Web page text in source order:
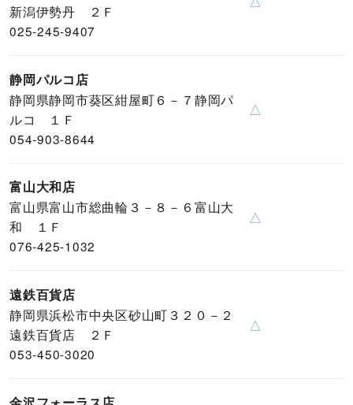
新潟伊勢丹 ２Ｆ
025-245-9407
静岡パルコ店
静岡県静岡市葵区紺屋町６－７静岡パ
ルコ １Ｆ
054-903-8644
△
富山大和店
富山県富山市総曲輪３－８－６富山大
和 １Ｆ
076-425-1032
△
遠鉄百貨店
静岡県浜松市中央区砂山町３２０－２
遠鉄百貨店 ２Ｆ
053-450-3020
△